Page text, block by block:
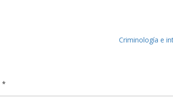
Criminología e
*